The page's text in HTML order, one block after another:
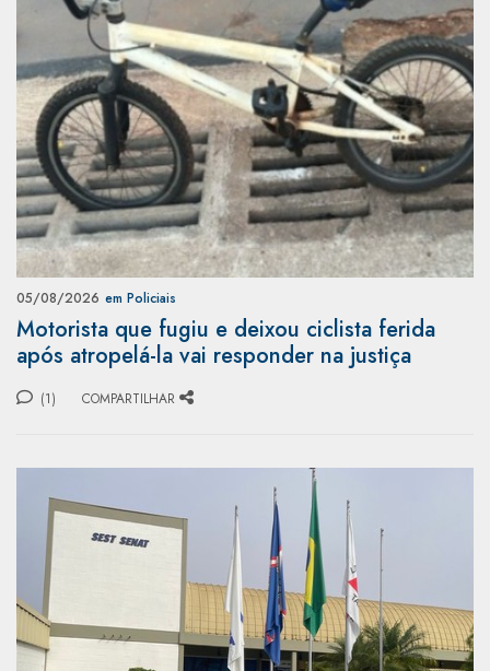
05/08/2026 em Policiais
Motorista que fugiu e deixou ciclista ferida
após atropelá-la vai responder na justiça
(1) COMPARTILHAR